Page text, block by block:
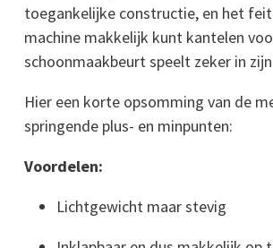
toegankelijke constructie, en het
machine makkelijk kunt kantelen
schoonmaakbeurt speelt zeker in
Hier een korte opsomming van de
springende plus- en minpunten:
Voordelen:
Lichtgewicht maar stevig